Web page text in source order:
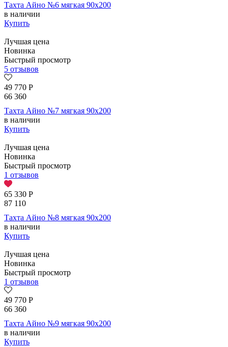
Тахта Айно №6 мягкая 90х200
в наличии
Купить
Лучшая цена
Новинка
Быстрый просмотр
5 отзывов
49 770 Р
66 360
Тахта Айно №7 мягкая 90х200
в наличии
Купить
Лучшая цена
Новинка
Быстрый просмотр
1 отзывов
65 330 Р
87 110
Тахта Айно №8 мягкая 90х200
в наличии
Купить
Лучшая цена
Новинка
Быстрый просмотр
1 отзывов
49 770 Р
66 360
Тахта Айно №9 мягкая 90х200
в наличии
Купить